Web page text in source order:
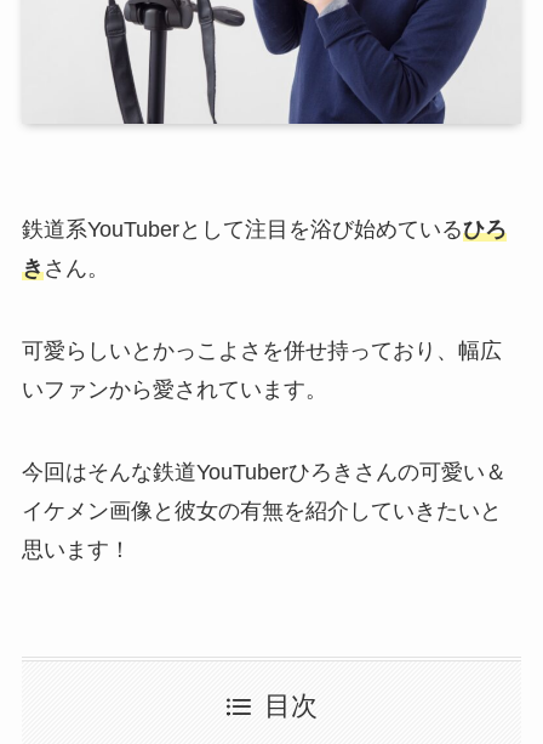
鉄道系YouTuberとして注目を浴び始めているひろ
きさん。
可愛らしいとかっこよさを併せ持っており、幅広
いファンから愛されています。
今回はそんな鉄道YouTuberひろきさんの可愛い＆
イケメン画像と彼女の有無を紹介していきたいと
思います！
目次